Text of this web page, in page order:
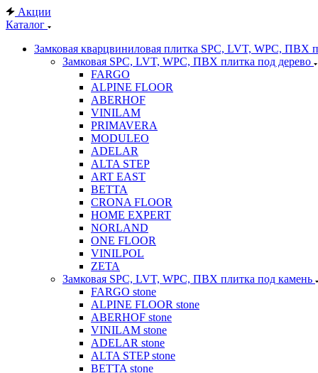
Акции
Каталог
Замковая кварцвиниловая плитка SPC, LVT, WPC, ПВХ
Замковая SPC, LVT, WPC, ПВХ плитка под дерево
FARGO
ALPINE FLOOR
ABERHOF
VINILAM
PRIMAVERA
MODULEO
ADELAR
ALTA STEP
ART EAST
BETTA
CRONA FLOOR
HOME EXPERT
NORLAND
ONE FLOOR
VINILPOL
ZETA
Замковая SPC, LVT, WPC, ПВХ плитка под камень
FARGO stone
ALPINE FLOOR stone
ABERHOF stone
VINILAM stone
ADELAR stone
ALTA STEP stone
BETTA stone